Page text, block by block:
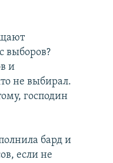
выборов?
и
не выбирал.
господин
бард и
если не